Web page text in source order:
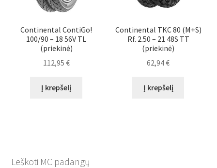
Continental ContiGo!
100/90 – 18 56V TL
(priekinė)
112,95 €
Į krepšelį
Continental TKC 80 (M+S)
Rf. 2.50 – 21 48S TT
(priekinė)
62,94€
Į krepšelį
Leškoti MC padangų